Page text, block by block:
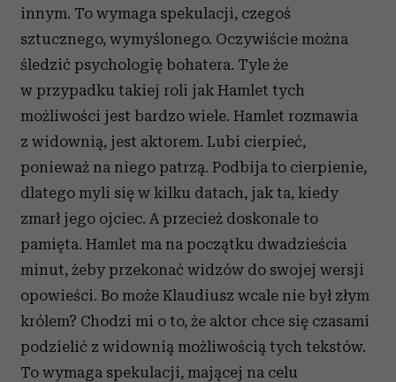
innym. To wymaga spekulacji, czegoś
sztucznego, wymyślonego. Oczywiście można
śledzić psychologię bohatera. Tyle że
w przypadku takiej roli jak Hamlet tych
możliwości jest bardzo wiele. Hamlet rozmawia
z widownią, jest aktorem. Lubi cierpieć,
ponieważ na niego patrzą. Podbija to cierpienie,
dlatego myli się w kilku datach, jak ta, kiedy
zmarł jego ojciec. A przecież doskonale to
pamięta. Hamlet ma na początku dwadzieścia
minut, żeby przekonać widzów do swojej wersji
opowieści. Bo może Klaudiusz wcale nie był złym
królem? Chodzi mi o to, że aktor chce się czasami
podzielić z widownią możliwością tych tekstów.
To wymaga spekulacji, mającej na celu